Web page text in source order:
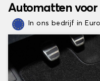
Automatten voor
In ons bedrijf in